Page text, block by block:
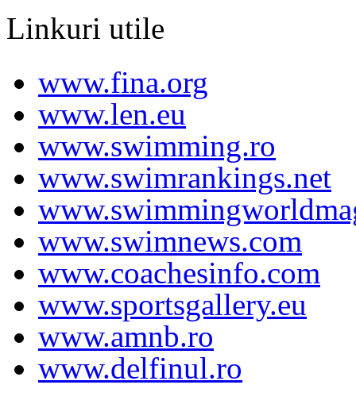
Linkuri utile
www.fina.org
www.len.eu
www.swimming.ro
www.swimrankings.net
www.swimnews.com
www.coachesinfo.com
www.sportsgallery.eu
www.amnb.ro
www.delfinul.ro